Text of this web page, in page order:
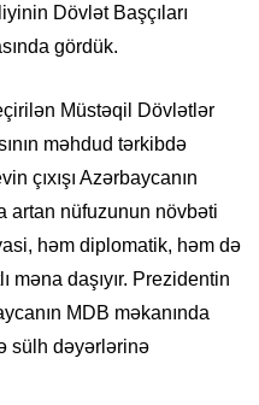
Dövlət Başçıları
gördük.
Müstəqil Dövlətlər
məhdud tərkibdə
çıxışı Azərbaycanın
artan nüfuzunun növbəti
həm diplomatik, həm də
məna daşıyır. Prezidentin
MDB məkanında
sülh dəyərlərinə